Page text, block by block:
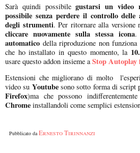
Sarà quindi possibilegustarsi un video
possibile senza perdere il controllo
degli strumenti. Per ritornare alla versione
cliccare nuovamente sulla stessa icona.
automatico della riproduzione non
che ho installato in questo momento, la
usare questo addon insieme aStop Autoplay
Estensioni che migliorano di molto
video su Youtubesono sotto forma di script
Firefox)ma che possono
Chrome installandoli come semplici
Pubblicato daErnesto Tirinnanzi